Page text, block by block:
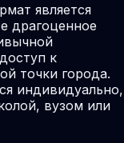
является
драгоценное
к
точки города.
индивидуально,
вузом или